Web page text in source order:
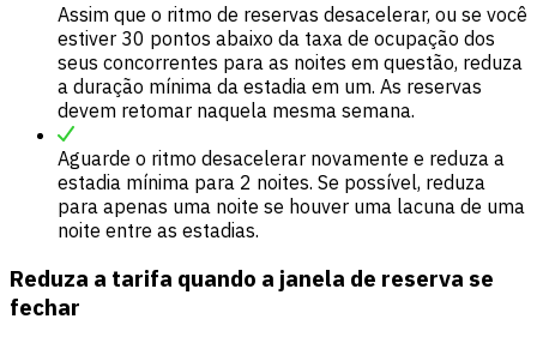
Assim que o ritmo de reservas desacelerar, ou se você
estiver 30 pontos abaixo da taxa de ocupação dos
seus concorrentes para as noites em questão, reduza
a duração mínima da estadia em um. As reservas
devem retomar naquela mesma semana.
Aguarde o ritmo desacelerar novamente e reduza a
estadia mínima para 2 noites. Se possível, reduza
para apenas uma noite se houver uma lacuna de uma
noite entre as estadias.
Reduza a tarifa quando a janela de reserva se
fechar